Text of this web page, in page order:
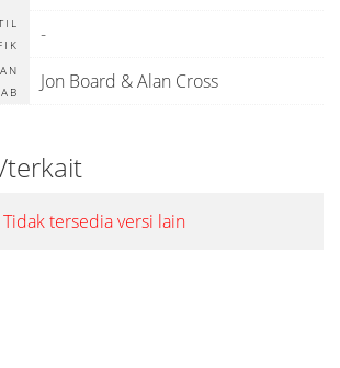
-
Jon Board & Alan Cross
terkait
Tidak tersedia versi lain